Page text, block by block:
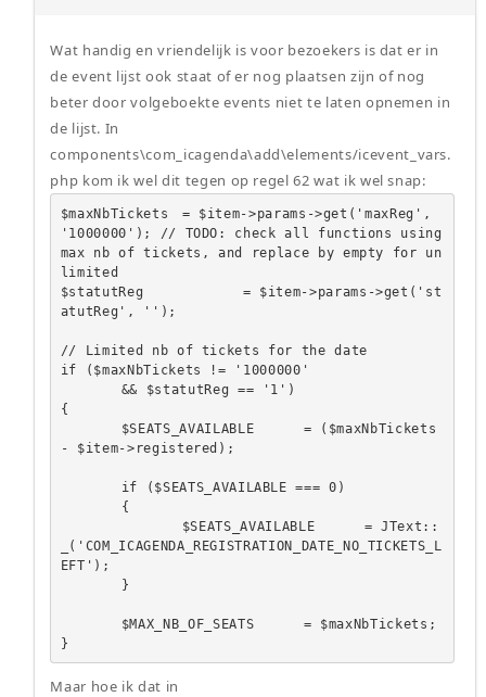
Wat handig en vriendelijk is voor bezoekers is dat er in
de event lijst ook staat of er nog plaatsen zijn of nog
beter door volgeboekte events niet te laten opnemen in
de lijst. In
components\com_icagenda\add\elements/icevent_vars.
php kom ik wel dit tegen op regel 62 wat ik wel snap:
$maxNbTickets	= $item->params->get('maxReg',
'1000000'); // TODO: check all functions using
max nb of tickets, and replace by empty for un
limited
$statutReg		= $item->params->get('st
atutReg', '');
// Limited nb of tickets for the date
if ($maxNbTickets != '1000000'
{
- $item->registered);
_('COM_ICAGENDA_REGISTRATION_DATE_NO_TICKETS_L
EFT');
}
Maar hoe ik dat in